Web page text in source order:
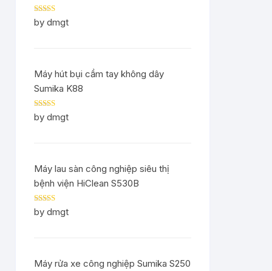
Rated5out
of 5
by dmgt
Máy hút bụi cầm tay không dây
Sumika K88
Rated5out
of 5
by dmgt
Máy lau sàn công nghiệp siêu thị
bệnh viện HiClean S530B
Rated5out
of 5
by dmgt
Máy rửa xe công nghiệp Sumika S250